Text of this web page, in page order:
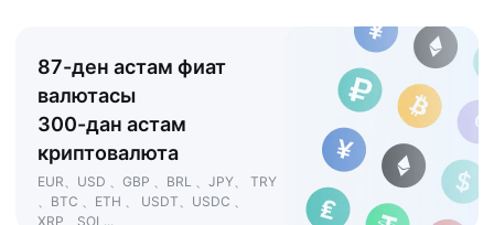
87-ден астам фиат
валютасы
300-дан астам
криптовалюта
EUR、USD 、GBP 、BRL 、JPY、 TRY
、BTC 、ETH 、 USDT、USDC 、
XRP、SOL...